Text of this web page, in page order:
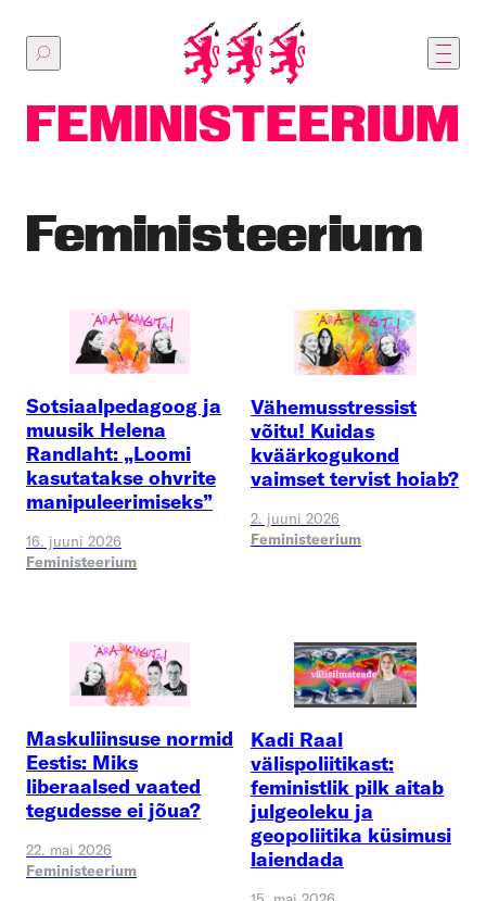
sisu
juurde
Feministeerium
Sotsiaalpedagoog ja
muusik Helena
Randlaht: „Loomi
kasutatakse ohvrite
manipuleerimiseks”
16. juuni 2026
Feministeerium
Vähemusstressist
võitu! Kuidas
kväärkogukond
vaimset tervist hoiab?
2. juuni 2026
Feministeerium
Maskuliinsuse normid
Eestis: Miks
liberaalsed vaated
tegudesse ei jõua?
22. mai 2026
Feministeerium
Kadi Raal
välispoliitikast:
feministlik pilk aitab
julgeoleku ja
geopoliitika küsimusi
laiendada